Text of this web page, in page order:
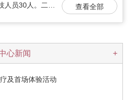
人员30人。二…
查看全部
心新闻 +
及首场体验活动